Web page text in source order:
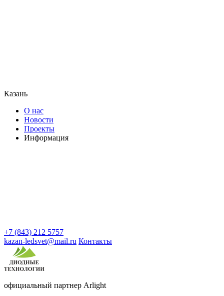
Казань
О нас
Новости
Проекты
Информация
+7 (843) 212 5757
kazan-ledsvet@mail.ru Контакты
официальный партнер Arlight